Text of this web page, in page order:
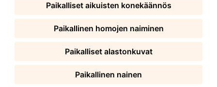
Paikalliset aikuisten konekäännös
Paikallinen homojen naiminen
Paikalliset alastonkuvat
Paikallinen nainen